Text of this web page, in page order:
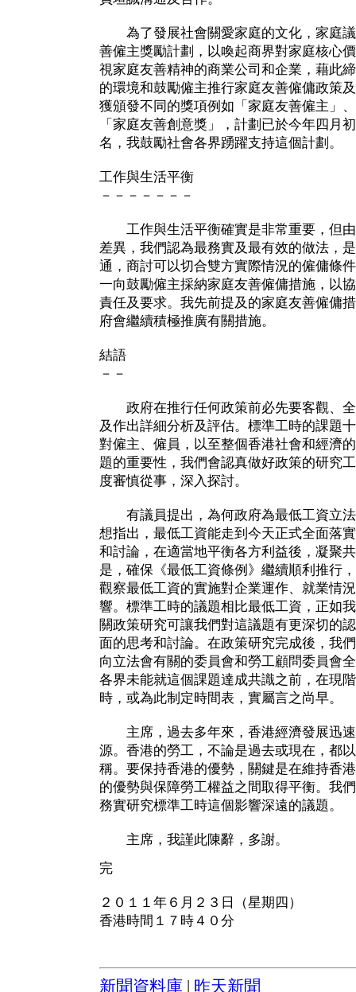
為了發展社會關愛家庭的文化，家庭議
善僱主獎勵計劃，以喚起商界對家庭核心
視家庭友善精神的商業公司和企業，藉此
的環境和鼓勵僱主推行家庭友善僱傭政策
獲頒發不同的獎項例如「家庭友善僱主」
「家庭友善創意獎」，計劃已於今年四月
名，我鼓勵社會各界踴躍支持這個計劃。
工作與生活平衡
－－－－－－－
工作與生活平衡確實是非常重要，但由
差異，我們認為最務實及最有效的做法，
通，商討可以切合雙方實際情況的僱傭條
一向鼓勵僱主採納家庭友善僱傭措施，以
責任及要求。我先前提及的家庭友善僱傭
府會繼續積極推廣有關措施。
結語
－－
政府在推行任何政策前必先要客觀、全
及作出詳細分析及評估。標準工時的課題
對僱主、僱員，以至整個香港社會和經濟
題的重要性，我們會認真做好政策的研究
度審慎從事，深入探討。
有議員提出，為何政府為最低工資立法
想指出，最低工資能走到今天正式全面落
和討論，在適當地平衡各方利益後，凝聚
是，確保《最低工資條例》繼續順利推行
觀察最低工資的實施對企業運作、就業情
響。標準工時的議題相比最低工資，正如
關政策研究可讓我們對這議題有更深切的
面的思考和討論。在政策研究完成後，我
向立法會有關的委員會和勞工顧問委員會
各界未能就這個課題達成共識之前，在現
時，或為此制定時間表，實屬言之尚早。
主席，過去多年來，香港經濟發展迅速
源。香港的勞工，不論是過去或現在，都
稱。要保持香港的優勢，關鍵是在維持香
的優勢與保障勞工權益之間取得平衡。我
務實研究標準工時這個影響深遠的議題。
主席，我謹此陳辭，多謝。
完
２０１１年６月２３日（星期四）
香港時間１７時４０分
新聞資料庫 昨天新聞